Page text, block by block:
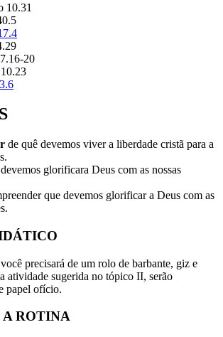
20
de quê devemos viver a liberdade cristã para a
glorificara Deus com as nossas
que devemos glorificar a Deus com as
precisará de um rolo de barbante, giz e
atividade sugerida no tópico II, serão
papel ofício.
A ROTINA